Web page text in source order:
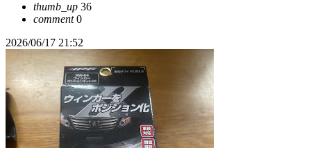
thumb_up 36
comment0
2026/06/17 21:52